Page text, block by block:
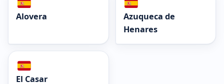
Alovera
Azuqueca de
Henares
El Casar